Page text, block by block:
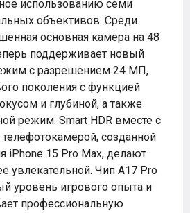
использованию семи
объективов. Среди
основная камера на 48
поддерживает новый
с разрешением 24 МП,
поколения с функцией
и глубиной, а также
режим. Smart HDR вместе с
созданной
iPhone 15 Pro Max, делают
увлекательной. Чип A17 Pro
уровень игрового опыта и
профессиональную